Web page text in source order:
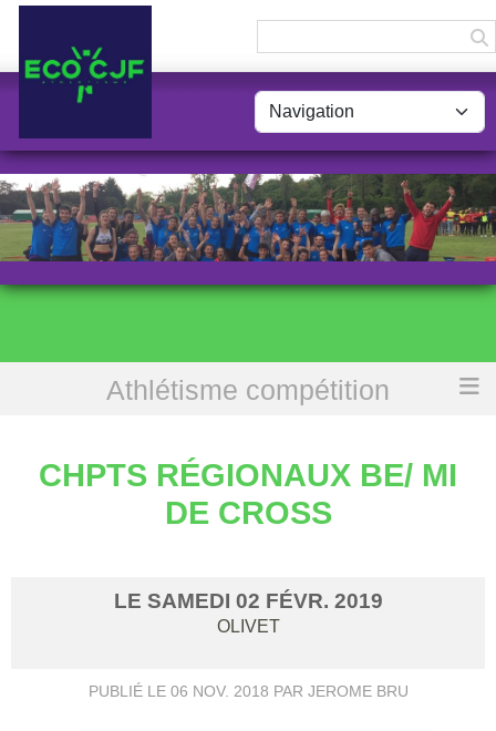
Athlétisme compétition
Chpts régionaux BE/ MI de cross
CHPTS RÉGIONAUX BE/ MI
DE CROSS
LE SAMEDI 02 FÉVR. 2019
OLIVET
PUBLIÉ LE 06 NOV. 2018 PAR JEROME BRU